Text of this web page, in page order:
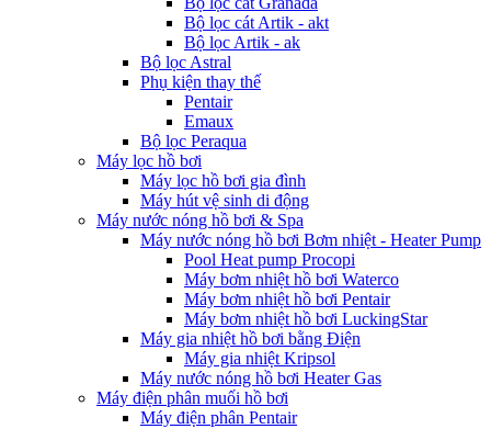
Bộ lọc cát Artik - akt
Bộ lọc Artik - ak
Bộ lọc Astral
Phụ kiện thay thế
Pentair
Emaux
Bộ lọc Peraqua
Máy lọc hồ bơi
Máy lọc hồ bơi gia đình
Máy hút vệ sinh di động
Máy nước nóng hồ bơi & Spa
Máy nước nóng hồ bơi Bơm nhiệt - Heater Pump
Pool Heat pump Procopi
Máy bơm nhiệt hồ bơi Waterco
Máy bơm nhiệt hồ bơi Pentair
Máy bơm nhiệt hồ bơi LuckingStar
Máy gia nhiệt hồ bơi bằng Điện
Máy gia nhiệt Kripsol
Máy nước nóng hồ bơi Heater Gas
Máy điện phân muối hồ bơi
Máy điện phân Pentair